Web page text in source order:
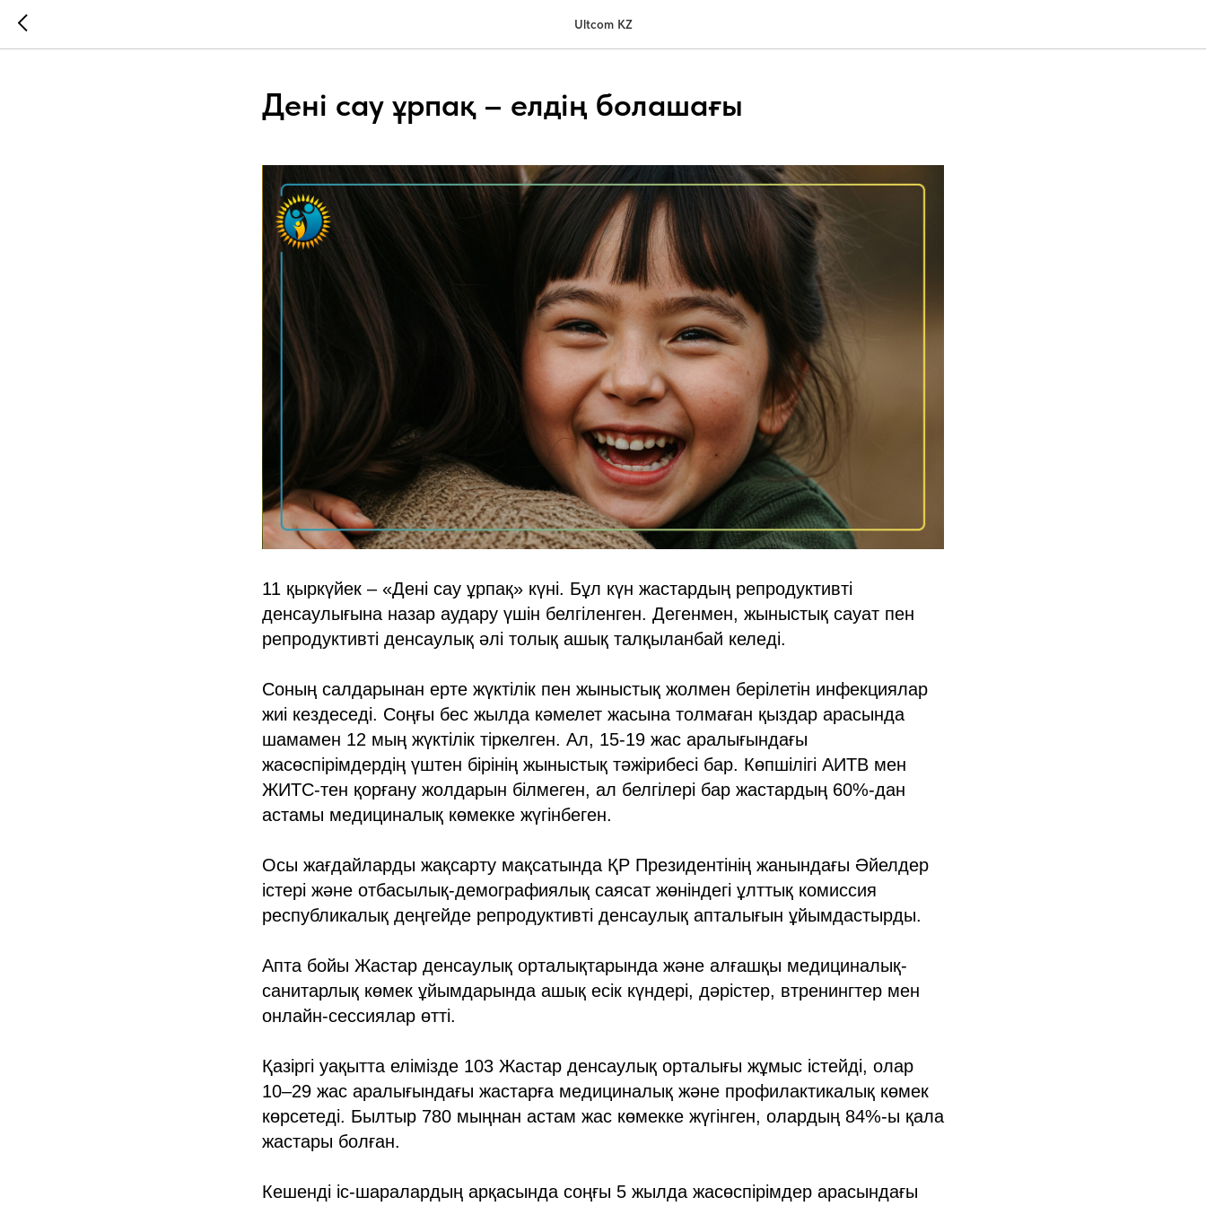
Ultcom KZ
Дені сау ұрпақ – елдің болашағы
11 қыркүйек – «Дені сау ұрпақ» күні. Бұл күн жастардың репродуктивті
денсаулығына назар аудару үшін белгіленген. Дегенмен, жыныстық сауат пен
репродуктивті денсаулық әлі толық ашық талқыланбай келеді.
Соның салдарынан ерте жүктілік пен жыныстық жолмен берілетін инфекциялар
жиі кездеседі. Соңғы бес жылда кәмелет жасына толмаған қыздар арасында
шамамен 12 мың жүктілік тіркелген. Ал, 15-19 жас аралығындағы
жасөспірімдердің үштен бірінің жыныстық тәжірибесі бар. Көпшілігі АИТВ мен
ЖИТС-тен қорғану жолдарын білмеген, ал белгілері бар жастардың 60%-дан
астамы медициналық көмекке жүгінбеген.
Осы жағдайларды жақсарту мақсатында ҚР Президентінің жанындағы Әйелдер
істері және отбасылық-демографиялық саясат жөніндегі ұлттық комиссия
республикалық деңгейде репродуктивті денсаулық апталығын ұйымдастырды.
Апта бойы Жастар денсаулық орталықтарында және алғашқы медициналық-
санитарлық көмек ұйымдарында ашық есік күндері, дәрістер, втренингтер мен
онлайн-сессиялар өтті.
Қазіргі уақытта елімізде 103 Жастар денсаулық орталығы жұмыс істейді, олар
10–29 жас аралығындағы жастарға медициналық және профилактикалық көмек
көрсетеді. Былтыр 780 мыңнан астам жас көмекке жүгінген, олардың 84%-ы қала
жастары болған.
Кешенді іс-шаралардың арқасында соңғы 5 жылда жасөспірімдер арасындағы